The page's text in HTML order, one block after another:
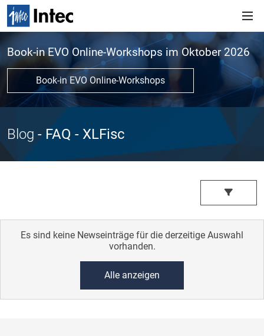
Book-in EVO Online-Workshops im Oktober 2026
Book-in EVO Online-Workshops
Blog - FAQ - XLFisc
Es sind keine Newseinträge für die derzeitige Auswahl
vorhanden.
Alle anzeigen